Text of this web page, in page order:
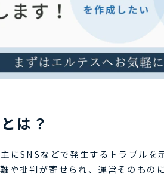
は？
にSNSなどで発生するトラブルを
や批判が寄せられ、運営そのもの